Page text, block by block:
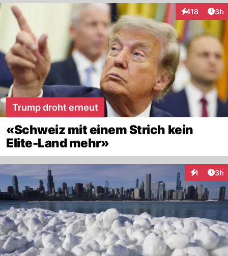
418
Interaktionen
3h
Trump droht erneut
«Schweiz mit einem Strich kein
Elite-Land mehr»
1 3h